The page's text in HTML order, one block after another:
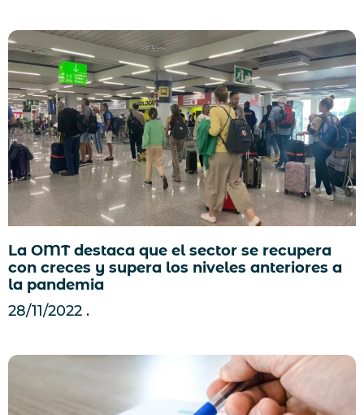
La OMT destaca que el sector se recupera
con creces y supera los niveles anteriores a
la pandemia
28/11/2022